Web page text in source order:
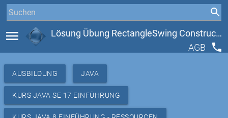
menu
Lösung Übung RectangleSwing Constructor
AGB
phone
AUSBILDUNG JAVA
KURS JAVA SE 17 EINFÜHRUNG